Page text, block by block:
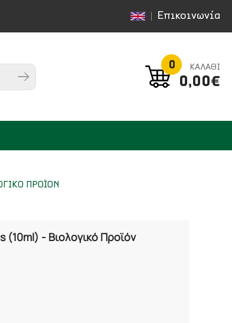
Επικοινωνία
0 ΚΑΛΑΘΙ
0,00€
ΠΡΟΪΟΝ
(10ml) - Βιολογικό Προϊόν